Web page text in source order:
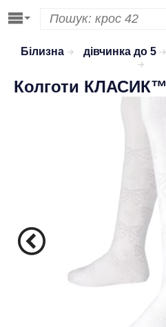
Білизна дівчинка до 5
Колготи КЛАСИК™